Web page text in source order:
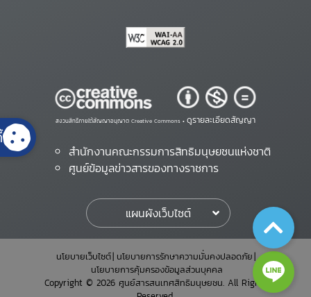
สงวนสิทธิ์ภายใต้สัญญาอนุญาต Creative Commons • ดูรายละเอียดสัญญา
สำนักงานคณะกรรมการสิทธิมนุษยชนแห่งชาติ
ศูนย์ข้อมูลข่าวสารของทางราชการ
แผนผังเว็บไซต์
นโยบายเว็บไซต์ นโยบายการรักษาความมั่นคงปลอดภัย
นโยบายการคุ้มครองข้อมูลส่วนบุคคล
Copyright © 2026 ศูนย์สารสนเทศสิทธิมนุษยชน. All Rights